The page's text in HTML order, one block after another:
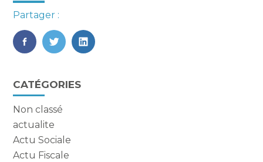
Partager :
FaceBook
TwitterLinkedIn
Blog
sidebar
CATÉGORIES
Non classé
actualite
Actu Sociale
Actu Fiscale